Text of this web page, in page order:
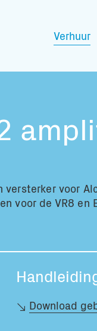
Verhuur
voor
voor de VR8 en
Download